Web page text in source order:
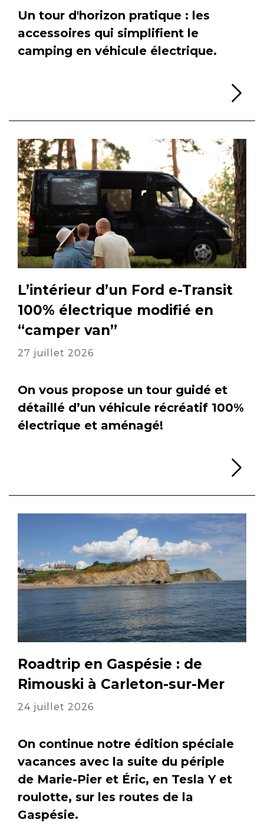
Un tour d'horizon pratique : les
accessoires qui simplifient le
camping en véhicule électrique.
L’intérieur d’un Ford e-Transit
100% électrique modifié en
“camper van”
27 juillet 2026
On vous propose un tour guidé et
détaillé d’un véhicule récréatif 100%
électrique et aménagé!
Roadtrip en Gaspésie : de
Rimouski à Carleton-sur-Mer
24 juillet 2026
On continue notre édition spéciale
vacances avec la suite du périple
de Marie-Pier et Éric, en Tesla Y et
roulotte, sur les routes de la
Gaspésie.